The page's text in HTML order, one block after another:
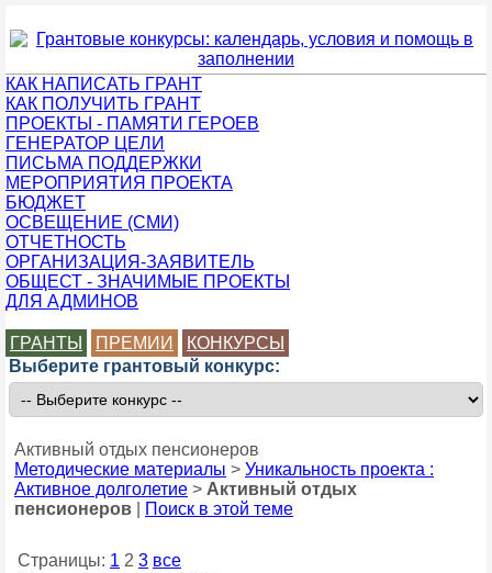
КАК НАПИСАТЬ ГРАНТ
КАК ПОЛУЧИТЬ ГРАНТ
ПРОЕКТЫ - ПАМЯТИ ГЕРОЕВ
ГЕНЕРАТОР ЦЕЛИ
ПИСЬМА ПОДДЕРЖКИ
МЕРОПРИЯТИЯ ПРОЕКТА
БЮДЖЕТ
ОСВЕЩЕНИЕ (СМИ)
ОТЧЕТНОСТЬ
ОРГАНИЗАЦИЯ-ЗАЯВИТЕЛЬ
ОБЩЕСТ - ЗНАЧИМЫЕ ПРОЕКТЫ
ДЛЯ АДМИНОВ
ГРАНТЫ ПРЕМИИ
КОНКУРСЫ
Выберите грантовый конкурс:
Активный отдых пенсионеров
Методические материалы > Уникальность проекта :
Активное долголетие > Активный отдых
пенсионеров
Поиск в этой теме
Страницы: 1 2 3 все